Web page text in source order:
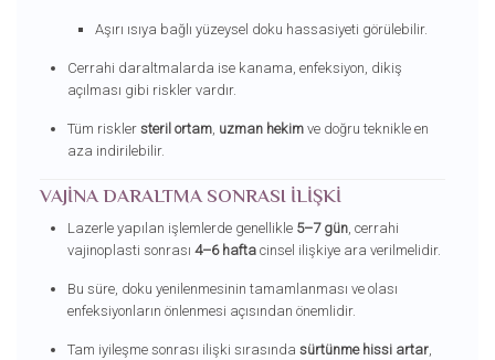
Aşırı ısıya bağlı yüzeysel doku hassasiyeti görülebilir.
Cerrahi daraltmalarda ise kanama, enfeksiyon, dikiş
açılması gibi riskler vardır.
Tüm riskler steril ortam, uzman hekimve doğru teknikle en
aza indirilebilir.
VAJINA DARALTMA SONRASI İLIŞKI
Lazerle yapılan işlemlerde genellikle 5–7 gün, cerrahi
vajinoplasti sonrası 4–6 haftacinsel ilişkiye ara verilmelidir.
Bu süre, doku yenilenmesinin tamamlanması ve olası
enfeksiyonların önlenmesi açısından önemlidir.
Tam iyileşme sonrası ilişki sırasında sürtünme hissi artar,